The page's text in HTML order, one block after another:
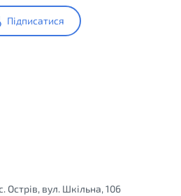
Підписатися
Острів, вул. Шкільна, 106